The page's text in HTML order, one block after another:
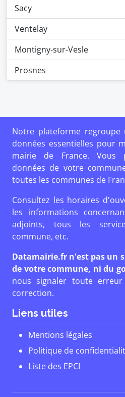
Sacy
Ventelay
Montigny-sur-Vesle
Prosnes
Notre plateforme
données essentielles pour
mairie de France. Vous
données de votre
toutes les communes de
Consultez les horaires
les informations
adjoints, tous les
commune, etc.
Datamairie.fr n'est pas un
de votre commune, ni du
nous signaler toute
correction.
Liens utiles
Mentions légales
Politique de
Liste des EPCI